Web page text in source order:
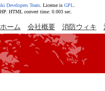
Developers Team . License is GPL.
HTML convert time: 0.003 sec.
ホーム 会社概要 消防ウィキ